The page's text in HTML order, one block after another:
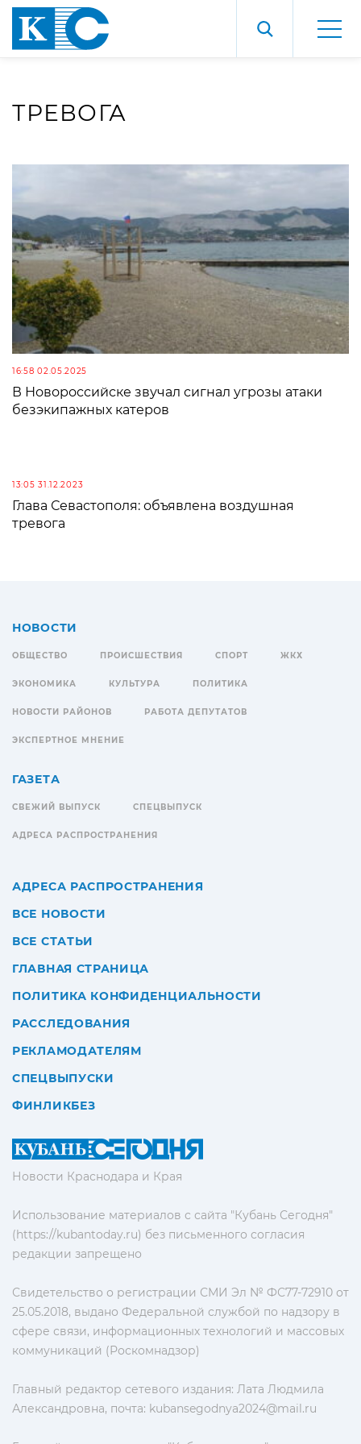
ТРЕВОГА
16:58 02.05.2025
В Новороссийске звучал сигнал угрозы атаки
безэкипажных катеров
13:05 31.12.2023
Глава Севастополя: объявлена воздушная
тревога
Новости Краснодара и Края
Использование материалов с сайта "Кубань Сегодня"
(https://kubantoday.ru) без письменного согласия
редакции запрещено
Свидетельство о регистрации СМИ Эл № ФС77-72910 от
25.05.2018, выдано Федеральной службой по надзору в
сфере связи, информационных технологий и массовых
коммуникаций (Роскомнадзор)
Главный редактор сетевого издания: Лата Людмила
Александровна, почта: kubansegodnya2024@mail.ru
НОВОСТИ
ОБЩЕСТВО ПРОИСШЕСТВИЯ СПОРТ ЖКХ
ЭКОНОМИКА КУЛЬТУРА ПОЛИТИКА
НОВОСТИ РАЙОНОВ РАБОТА ДЕПУТАТОВ
ЭКСПЕРТНОЕ МНЕНИЕ
ГАЗЕТА
СВЕЖИЙ ВЫПУСК СПЕЦВЫПУСК
АДРЕСА РАСПРОСТРАНЕНИЯ
АДРЕСА РАСПРОСТРАНЕНИЯ
ВСЕ НОВОСТИ
ВСЕ СТАТЬИ
ГЛАВНАЯ СТРАНИЦА
ПОЛИТИКА КОНФИДЕНЦИАЛЬНОСТИ
РАССЛЕДОВАНИЯ
РЕКЛАМОДАТЕЛЯМ
СПЕЦВЫПУСКИ
ФИНЛИКБЕЗ